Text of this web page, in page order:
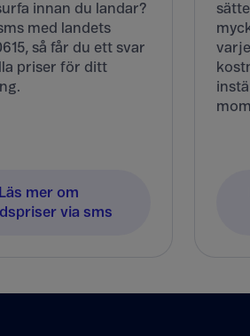
innan du landar?
med landets
så får du ett svar
priser för ditt
Läs mer om
via sms